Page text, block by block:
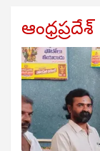
ఆంధ్రప్రదేశ్